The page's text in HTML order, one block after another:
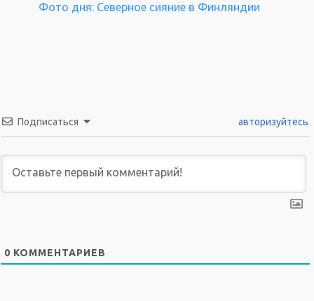
Фото дня: Северное сияние в Финляндии
Подписаться авторизуйтесь
0 КОММЕНТАРИЕВ